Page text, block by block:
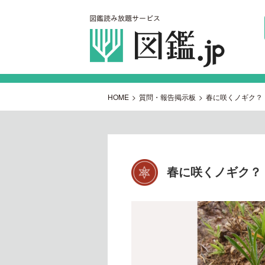
HOME > 質問・報告掲示板 > 春に咲くノギク？
春に咲くノギク？